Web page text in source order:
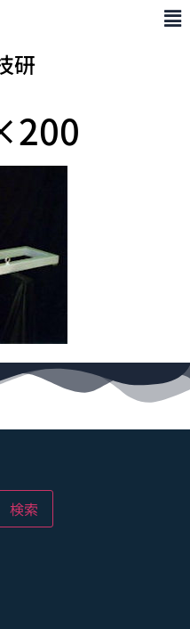
研